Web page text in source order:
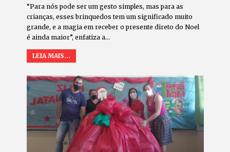
“Para nós pode ser um gesto simples, mas para as
crianças, esses brinquedos tem um significado muito
grande, e a magia em receber o presente direto do Noel
é ainda maior”, enfatiza a…
LEIA MAIS...